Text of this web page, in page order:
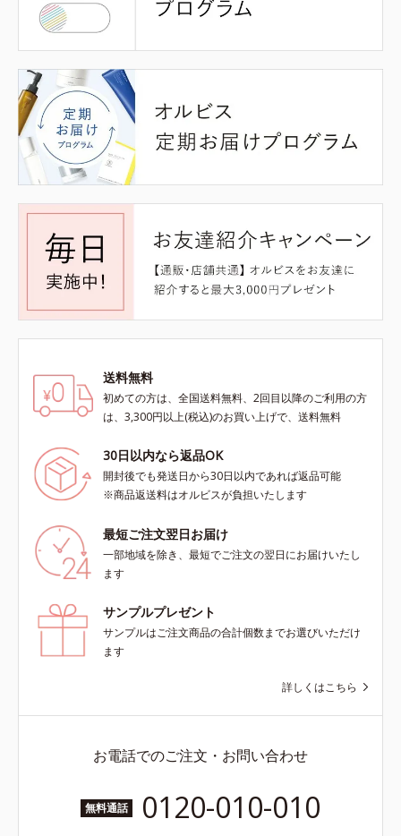
送料無料
初めての方は、全国送料無料、2回目以降のご利用の方
は、3,300円以上(税込)のお買い上げで、送料無料
30日以内なら返品OK
開封後でも発送日から30日以内であれば返品可能
※商品返送料はオルビスが負担いたします
最短ご注文翌日お届け
一部地域を除き、最短でご注文の翌日にお届けいたし
ます
サンプルプレゼント
サンプルはご注文商品の合計個数までお選びいただけ
ます
詳しくはこちら
お電話でのご注文・お問い合わせ
無料通話 0120-010-010